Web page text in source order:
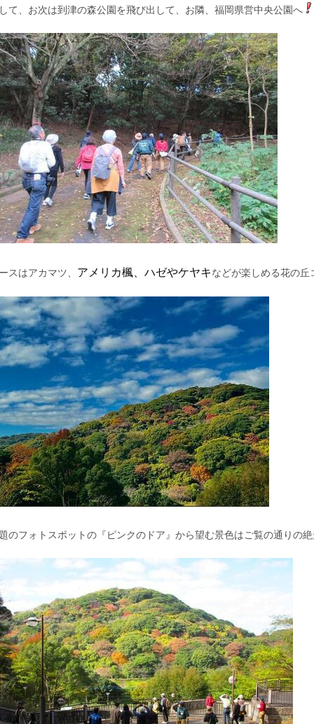
て、お次は到津の森公園を飛び出して、お隣、福岡県営中央公園へ
スはアカマツ、 アメリカ楓、ハゼやケヤキなどが楽しめる花の丘
のフォトスポットの『ピンクのドア』から望む景色はご覧の通りの